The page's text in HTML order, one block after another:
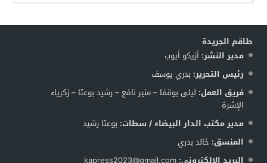
طاقم الجريدة
مدير النشر: أزيكو أيوب
رئيس التحرير: بدري يوسف
فريق العمل: ليلى بوقفا – منير نافع – رشيد بوعتا – زكرياء
الإشرة
مدير مكتب الدار البيضاء / سطات: بوعتا رشيد
المنسق: خالد بدري